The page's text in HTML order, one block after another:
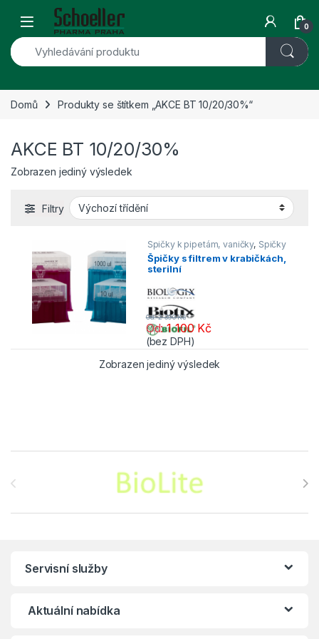
Skip to navigation
Skip to content
Open 0
Domů Produkty se štítkem „AKCE BT 10/20/30%“
AKCE BT 10/20/30%
Zobrazen jediný výsledek
Filtry
Špičky k pipetám, vaničky, Špičky
s filtrem
Špičky s filtrem v krabičkách,
sterilní
Od:2 390Kč
Od:1 100Kč
(bez DPH)
Tento produkt má více variant.
Zobrazen jediný výsledek
Servisní služby
Aktuální nabídka